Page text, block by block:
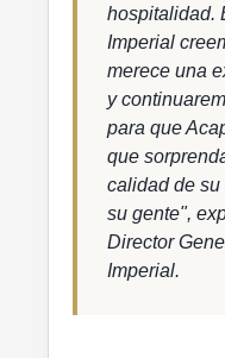
hospitalidad.
Imperial
merece una
y
para que
que
calidad de
su gente",
Director
Imperial.